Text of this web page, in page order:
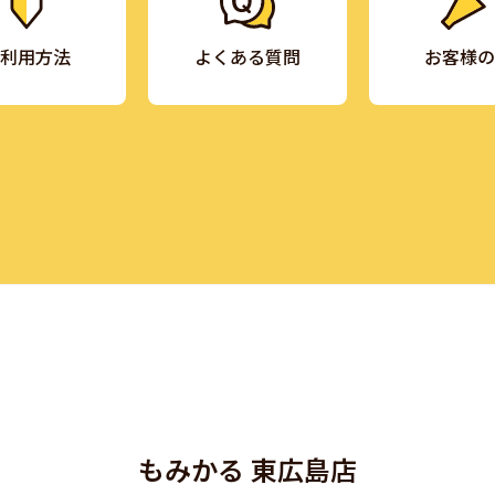
用方法 よくある質問 お客様
もみかる 東広島店